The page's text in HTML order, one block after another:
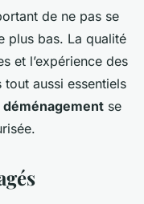
de ne pas se
plus bas. La qualité
et l’expérience des
aussi essentiels
déménagement se